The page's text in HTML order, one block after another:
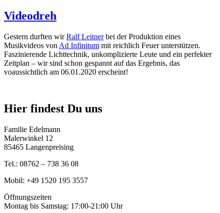
Videodreh
Gestern durften wirRalf Leitnerbei der Produktion eines
Musikvideos von Ad Infinitum mit reichlich Feuer unterstützen.
Faszinierende Lichttechnik, unkomplizierte Leute und ein perfekter
Zeitplan – wir sind schon gespannt auf das Ergebnis, das
voaussichtlich am 06.01.2020 erscheint!
Hier findest Du uns
Familie Edelmann
Malerwinkel 12
85465 Langenpreising
Tel.: 08762 – 738 36 08
Mobil: +49 1520 195 3557
Öffnungszeiten
Montag bis Samstag: 17:00-21:00 Uhr